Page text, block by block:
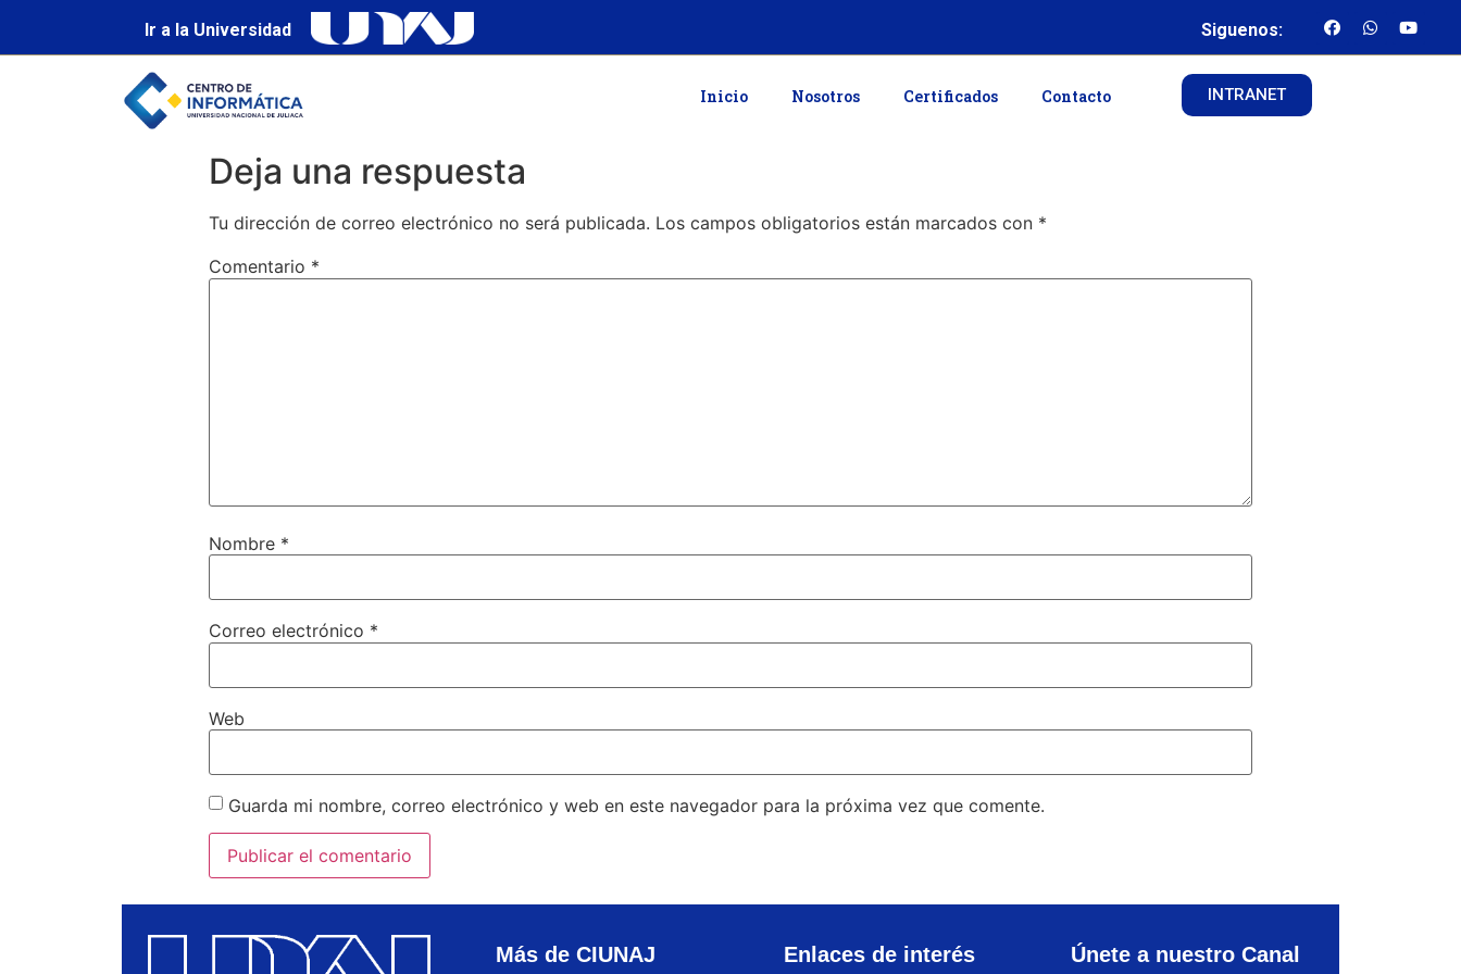
Ir a la Universidad Siguenos:
Inicio Nosotros Certificados Contacto INTRANET
Deja una respuesta
Tu dirección de correo electrónico no será publicada. Los campos obligatorios están marcados con *
Comentario *
Nombre *
Correo electrónico *
Web
Guarda mi nombre, correo electrónico y web en este navegador para la próxima vez que comente.
Más de CIUNAJ Enlaces de interés Únete a nuestro Canal